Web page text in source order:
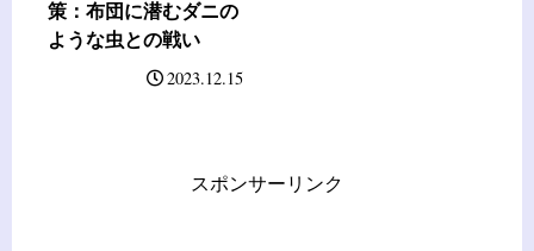
策：布団に潜むダニの
ような虫との戦い
2023.12.15
スポンサーリンク